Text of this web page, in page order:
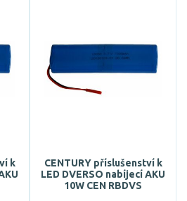
k
CENTURY příslušenství k
LED DVERSO nabíjecí AKU
10W CEN RBDVS